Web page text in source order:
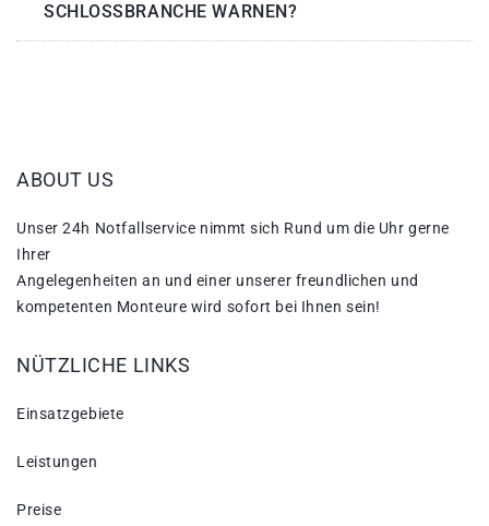
SCHLOSSBRANCHE WARNEN?
ABOUT US
Unser 24h Notfallservice nimmt sich Rund um die Uhr gerne
Ihrer
Angelegenheiten an und einer unserer freundlichen und
kompetenten Monteure wird sofort bei Ihnen sein!
NÜTZLICHE LINKS
Einsatzgebiete
Leistungen
Preise